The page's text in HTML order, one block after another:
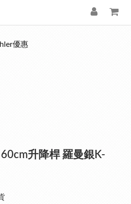
優惠
60cm升降桿 羅曼銀K-